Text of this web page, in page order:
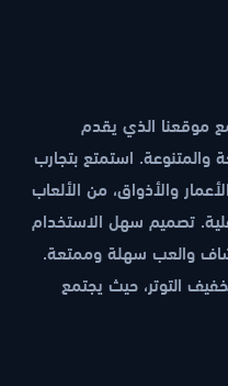
موقعنا الذي يقدم
استمتع بتجارب
والأذواق، من الألعاب
تصميم سهل الاستخدام
والعب سهلة وممتعة.
التوتر، حيث يجتمع